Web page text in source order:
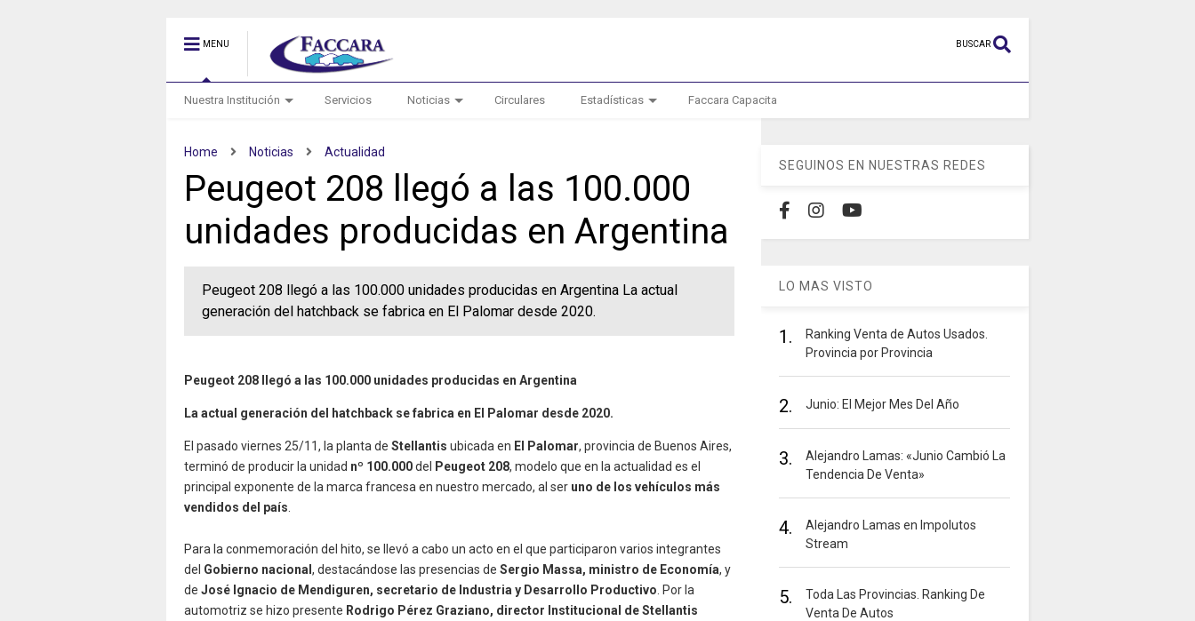
MENU BUSCAR
Nuestra Institución Servicios Noticias Circulares Estadísticas Faccara Capacita
Home Noticias Actualidad
Peugeot 208 llegó a las 100.000
unidades producidas en Argentina
Peugeot 208 llegó a las 100.000 unidades producidas en Argentina La actual
generación del hatchback se fabrica en El Palomar desde 2020.
Peugeot 208 llegó a las 100.000 unidades producidas en Argentina
La actual generación del hatchback se fabrica en El Palomar desde 2020.
El pasado viernes 25/11, la planta de Stellantis ubicada en El Palomar, provincia de Buenos Aires,
terminó de producir la unidad nº 100.000del Peugeot 208, modelo que en la actualidad es el
principal exponente de la marca francesa en nuestro mercado, al ser uno de los vehículos más
vendidos del país
Para la conmemoración del hito, se llevó a cabo un acto en el que participaron varios integrantes
del Gobierno nacional , destacándose las presencias de Sergio Massa, ministro de Economía, y
de José Ignacio de Mendiguren, secretario de Industria y Desarrollo Productivo . Por la
automotriz se hizo presente Rodrigo Pérez Graziano, director Institucional de Stellantis
SEGUINOS EN NUESTRAS REDES
LO MAS VISTO
1.
Ranking Venta de Autos Usados.
Provincia por Provincia
2. Junio: El Mejor Mes Del Año
3.
Alejandro Lamas: «Junio Cambió La
Tendencia De Venta»
4.
Alejandro Lamas en Impolutos
Stream
5.
Toda Las Provincias. Ranking De
Venta De Autos